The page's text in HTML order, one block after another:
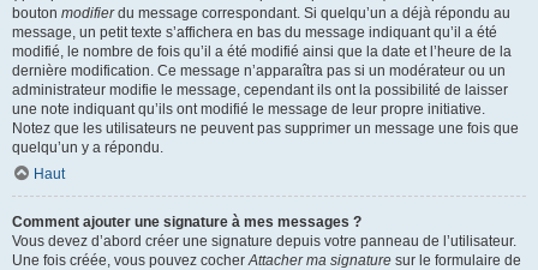
bouton modifierdu message correspondant. Si quelqu’un a déjà répondu au
message, un petit texte s’affichera en bas du message indiquant qu’il a été
modifié, le nombre de fois qu’il a été modifié ainsi que la date et l’heure de la
dernière modification. Ce message n’apparaîtra pas si un modérateur ou un
administrateur modifie le message, cependant ils ont la possibilité de laisser
une note indiquant qu’ils ont modifié le message de leur propre initiative.
Notez que les utilisateurs ne peuvent pas supprimer un message une fois que
quelqu’un y a répondu.
Haut
Comment ajouter une signature à mes messages ?
Vous devez d’abord créer une signature depuis votre panneau de l’utilisateur.
Une fois créée, vous pouvez cocherAttacher ma signature sur le formulaire de